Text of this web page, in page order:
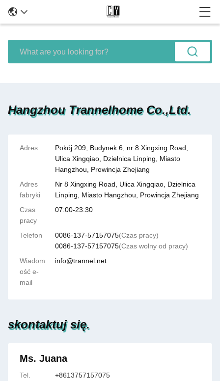
Hangzhou Trannelhome Co.,Ltd.
Adres
Pokój 209, Budynek 6, nr 8 Xingxing Road,
Ulica Xingqiao, Dzielnica Linping, Miasto
Hangzhou, Prowincja Zhejiang
Adres
fabryki
Nr 8 Xingxing Road, Ulica Xingqiao, Dzielnica
Linping, Miasto Hangzhou, Prowincja Zhejiang
Czas
pracy
07:00-23:30
Telefon 0086-137-57157075(Czas pracy)
0086-137-57157075(Czas wolny od pracy)
Wiadom
ość e-
mail
info@trannel.net
skontaktuj się.
Ms. Juana
Tel.
+8613757157075